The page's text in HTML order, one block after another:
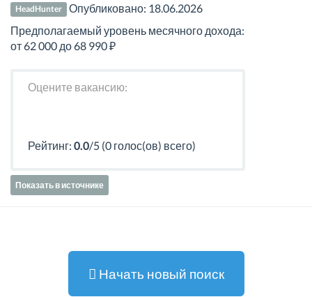
HeadHunter Опубликовано: 18.06.2026
Предполагаемый уровень месячного дохода:
от 62 000 до 68 990 ₽
Оцените вакансию:
Рейтинг: 0.0/5 (0 голос(ов) всего)
Показать в источнике
Начать новый поиск